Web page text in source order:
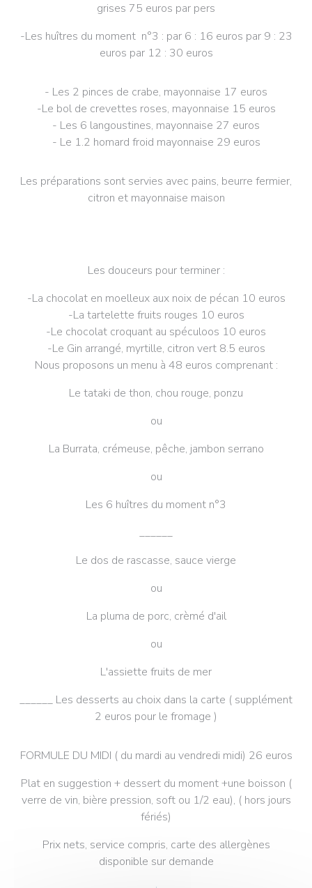
grises 75 euros par pers
-Les huîtres du moment n°3 : par 6 : 16 euros par 9 : 23
euros par 12 : 30 euros
- Les 2 pinces de crabe, mayonnaise 17 euros
-Le bol de crevettes roses, mayonnaise 15 euros
- Les 6 langoustines, mayonnaise 27 euros
- Le 1.2 homard froid mayonnaise 29 euros
Les préparations sont servies avec pains, beurre fermier,
citron et mayonnaise maison
Les douceurs pour terminer :
-La chocolat en moelleux aux noix de pécan 10 euros
-La tartelette fruits rouges 10 euros
-Le chocolat croquant au spéculoos 10 euros
-Le Gin arrangé, myrtille, citron vert 8.5 euros
Nous proposons un menu à 48 euros comprenant :
Le tataki de thon, chou rouge, ponzu
ou
La Burrata, crémeuse, pêche, jambon serrano
ou
Les 6 huîtres du moment n°3
______
Le dos de rascasse, sauce vierge
ou
La pluma de porc, crèmé d'ail
ou
L'assiette fruits de mer
______ Les desserts au choix dans la carte ( supplément
2 euros pour le fromage )
FORMULE DU MIDI ( du mardi au vendredi midi) 26 euros
Plat en suggestion + dessert du moment +une boisson (
verre de vin, bière pression, soft ou 1/2 eau), ( hors jours
fériés)
Prix nets, service compris, carte des allergènes
disponible sur demande